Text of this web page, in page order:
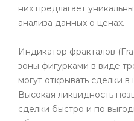
них предлагает
анализа данных о ценах.
Индикатор фракталов
зоны фигурками в виде
могут открывать сделки
Высокая ликвидность
сделки быстро и по